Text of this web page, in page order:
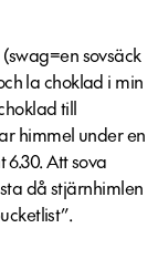
sovsäck
la choklad i min
till
himmel under en
Att sova
då stjärnhimlen